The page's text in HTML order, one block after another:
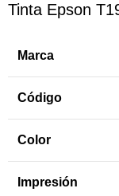
Tinta Epson
Marca
Código
Color
Impresión